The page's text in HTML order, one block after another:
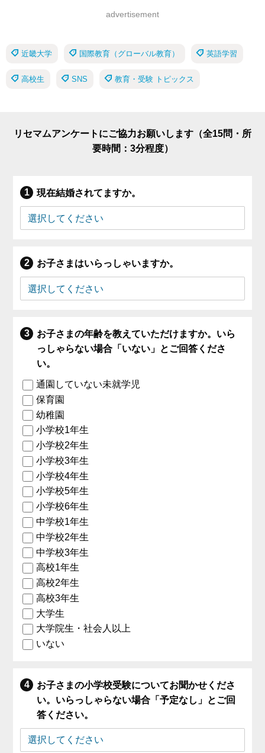
advertisement
近畿大学 国際教育（グローバル教育） 英語学習
高校生 SNS 教育・受験 トピックス
リセマムアンケートにご協力お願いします（全15問・所
要時間：3分程度）
現在結婚されてますか。
お子さまはいらっしゃいますか。
お子さまの年齢を教えていただけますか。いら
っしゃらない場合「いない」とご回答くださ
い。
通園していない未就学児
保育園
幼稚園
小学校1年生
小学校2年生
小学校3年生
小学校4年生
小学校5年生
小学校6年生
中学校1年生
中学校2年生
中学校3年生
高校1年生
高校2年生
高校3年生
大学生
大学院生・社会人以上
いない
お子さまの小学校受験についてお聞かせくださ
い。いらっしゃらない場合「予定なし」とご回
答ください。